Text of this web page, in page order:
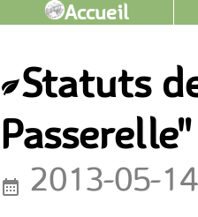
Accueil
Statuts
Passerelle"
2013-05-14